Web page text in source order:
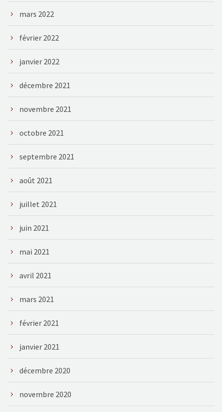
mars 2022
février 2022
janvier 2022
décembre 2021
novembre 2021
octobre 2021
septembre 2021
août 2021
juillet 2021
juin 2021
mai 2021
avril 2021
mars 2021
février 2021
janvier 2021
décembre 2020
novembre 2020